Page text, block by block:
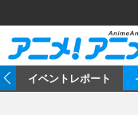
イベントレポート